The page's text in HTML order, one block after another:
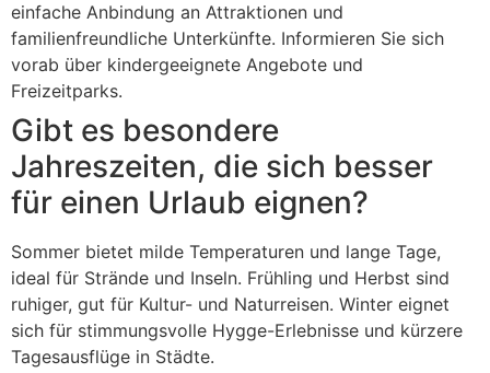
einfache Anbindung an Attraktionen und
familienfreundliche Unterkünfte. Informieren Sie sich
vorab über kindergeeignete Angebote und
Freizeitparks.
Gibt es besondere
Jahreszeiten, die sich besser
für einen Urlaub eignen?
Sommer bietet milde Temperaturen und lange Tage,
ideal für Strände und Inseln. Frühling und Herbst sind
ruhiger, gut für Kultur- und Naturreisen. Winter eignet
sich für stimmungsvolle Hygge-Erlebnisse und kürzere
Tagesausflüge in Städte.